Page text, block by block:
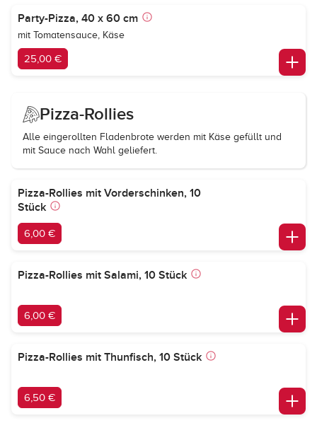
Party-Pizza, 40 x 60 cm
mit Tomatensauce, Käse
25,00 €
Pizza-Rollies
Alle eingerollten Fladenbrote werden mit Käse gefüllt und
mit Sauce nach Wahl geliefert.
Pizza-Rollies mit Vorderschinken, 10
Stück
6,00 €
Pizza-Rollies mit Salami, 10 Stück
6,00 €
Pizza-Rollies mit Thunfisch, 10 Stück
6,50 €